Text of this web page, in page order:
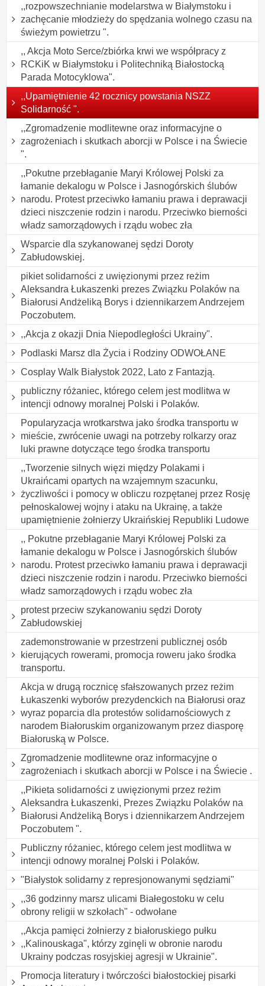
,,rozpowszechnianie modelarstwa w Białymstoku i
zachęcanie młodzieży do spędzania wolnego czasu na
świeżym powietrzu ".
,, Akcja Moto Serce/zbiórka krwi we współpracy z
RCKiK w Białymstoku i Politechniką Białostocką
Parada Motocyklowa".
,,Upamiętnienie 42 rocznicy powstania NSZZ
Solidarność ".
,,Zgromadzenie modlitewne oraz informacyjne o
zagrożeniach i skutkach aborcji w Polsce i na Świecie
".
,,Pokutne przebłaganie Maryi Królowej Polski za
łamanie dekalogu w Polsce i Jasnogórskich ślubów
narodu. Protest przeciwko łamaniu prawa i deprawacji
dzieci niszczenie rodzin i narodu. Przeciwko bierności
władz samorządowych i rządu wobec zła
Wsparcie dla szykanowanej sędzi Doroty
Zabłudowskiej.
pikiet solidarności z uwięzionymi przez reżim
Aleksandra Łukaszenki prezes Związku Polaków na
Białorusi Andżeliką Borys i dziennikarzem Andrzejem
Poczobutem.
,,Akcja z okazji Dnia Niepodległości Ukrainy".
Podlaski Marsz dla Życia i Rodziny ODWOŁANE
Cosplay Walk Białystok 2022, Lato z Fantazją.
publiczny różaniec, którego celem jest modlitwa w
intencji odnowy moralnej Polski i Polaków.
Popularyzacja wrotkarstwa jako środka transportu w
mieście, zwrócenie uwagi na potrzeby rolkarzy oraz
luki prawne dotyczące tego środka transportu
,,Tworzenie silnych więzi między Polakami i
Ukraińcami opartych na wzajemnym szacunku,
życzliwości i pomocy w obliczu rozpętanej przez Rosję
pełnoskalowej wojny i ataku na Ukrainę, a także
upamiętnienie żołnierzy Ukraińskiej Republiki Ludowe
,, Pokutne przebłaganie Maryi Królowej Polski za
łamanie dekalogu w Polsce i Jasnogórskich ślubów
narodu. Protest przeciwko łamaniu prawa i deprawacji
dzieci niszczenie rodzin i narodu. Przeciwko bierności
władz samorządowych i rządu wobec zła
protest przeciw szykanowaniu sędzi Doroty
Zabłudowskiej
zademonstrowanie w przestrzeni publicznej osób
kierujących rowerami, promocja roweru jako środka
transportu.
Akcja w drugą rocznicę sfałszowanych przez reżim
Łukaszenki wyborów prezydenckich na Białorusi oraz
wyraz poparcia dla protestów solidarnościowych z
narodem Białoruskim organizowanym przez diasporę
Białoruską w Polsce.
Zgromadzenie modlitewne oraz informacyjne o
zagrożeniach i skutkach aborcji w Polsce i na Świecie .
,,Pikieta solidarności z uwięzionymi przez reżim
Aleksandra Łukaszenki, Prezes Związku Polaków na
Białorusi Andżeliką Borys i dziennikarzem Andrzejem
Poczobutem ".
Publiczny różaniec, którego celem jest modlitwa w
intencji odnowy moralnej Polski i Polaków.
"Białystok solidarny z represjonowanymi sędziami"
,,36 godzinny marsz ulicami Białegostoku w celu
obrony religii w szkołach" - odwołane
,,Akcja pamięci żołnierzy z białoruskiego pułku
,,Kalinouskaga", którzy zginęli w obronie narodu
Ukrainy podczas rosyjskiej agresji w Ukrainie".
Promocja literatury i twórczości białostockiej pisarki